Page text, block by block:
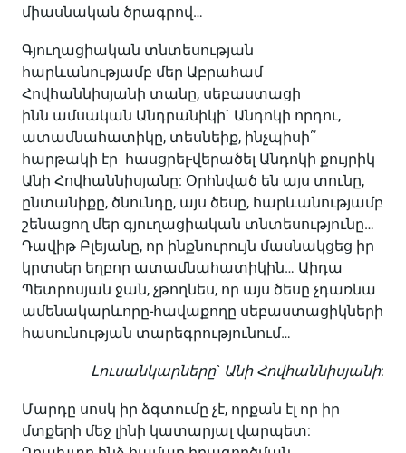
միասնական ծրագրով…
Գյուղացիական տնտեսության
հարևանությամբ մեր Աբրահամ
Հովհաննիսյանի տանը, սեբաստացի
ինն ամսական Անդրանիկի` Անդոկի որդու,
ատամնահատիկը, տեսնեիք, ինչպիսի˜
հարթակի էր հասցրել-վերածել Անդոկի քույրիկ
Անի Հովհաննիսյանը: Օրհնված են այս տունը,
ընտանիքը, ծնունդը, այս ծեսը, հարևանությամբ
շենացող մեր գյուղացիական տնտեսությունը…
Դավիթ Բլեյանը, որ ինքնուրույն մասնակցեց իր
կրտսեր եղբոր ատամնահատիկին… Աիդա
Պետրոսյան ջան, չթողնես, որ այս ծեսը չդառնա
ամենակարևորը-հավաքողը սեբաստացիկների
հասունության տարեգրությունում…
Լուսանկարները` Անի Հովհաննիսյանի:
Մարդը սոսկ իր ձգտումը չէ, որքան էլ որ իր
մտքերի մեջ լինի կատարյալ վարպետ: